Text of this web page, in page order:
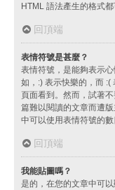
HTML 語法產生的格式
回頂端
表情符號是甚麼？
表情符號，是能夠表示
如，:) 表示快樂的，而 :(
頁面看到。然而，試著
篇難以閱讀的文章而遭
中可以使用表情符號的數
回頂端
我能貼圖嗎？
是的，在您的文章中可